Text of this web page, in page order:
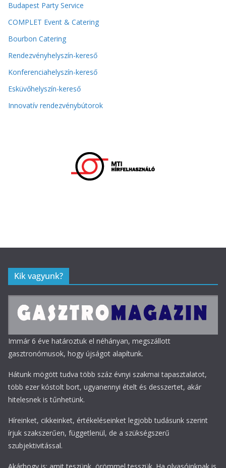
Budapest Party Service
COMPLET Event & Catering
Bourbon Catering
Rendezvényhelyszín-kereső
Konferenciahelyszín-kereső
Esküvőhelyszín-kereső
Innovatív rendezvénybútorok
Kik vagyunk?
Immár 6 éve határoztuk el néhányan, megszállott
gasztronómusok, hogy újságot alapítunk.
Hátunk mögött tudva több száz évnyi szakmai tapasztalatot,
több ezer kóstolt bort, ugyanennyi ételt és desszertet, akár
hitelesnek is tűnhetünk.
Híreinket, cikkeinket, értékeléseinket legjobb tudásunk szerint
írjuk szakszerűen, függetlenül, de a szükségszerű
szubjektivitással.